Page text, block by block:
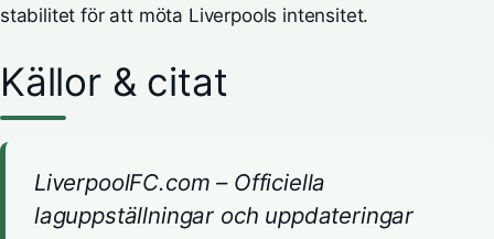
stabilitet för att möta Liverpools intensitet.
Källor & citat
LiverpoolFC.com – Officiella
laguppställningar och uppdateringar